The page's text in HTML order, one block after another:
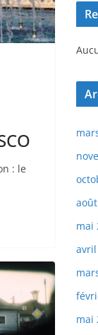
: le
mai
avril
mai